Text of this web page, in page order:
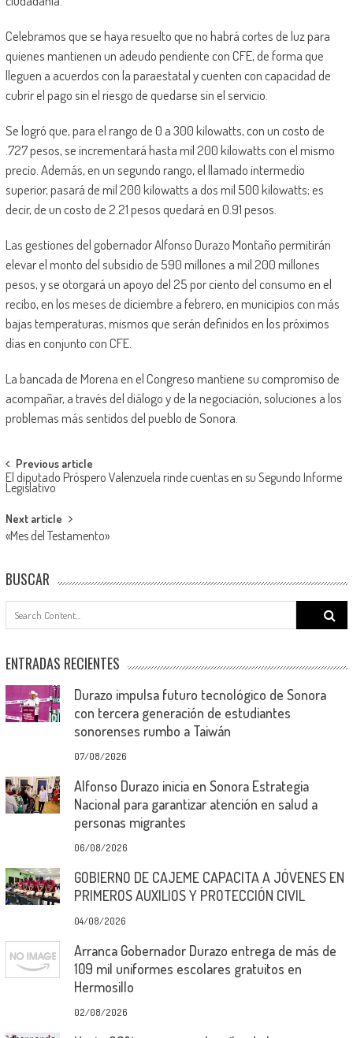
Celebramos que se haya resuelto que no habrá cortes de luz para
quienes mantienen un adeudo pendiente con CFE, de forma que
lleguen a acuerdos con la paraestatal y cuenten con capacidad de
cubrir el pago sin el riesgo de quedarse sin el servicio.
Se logró que, para el rango de 0 a 300 kilowatts, con un costo de
.727 pesos, se incrementará hasta mil 200 kilowatts con el mismo
precio. Además, en un segundo rango, el llamado intermedio
superior, pasará de mil 200 kilowatts a dos mil 500 kilowatts; es
decir, de un costo de 2.21 pesos quedará en 0.91 pesos.
Las gestiones del gobernador Alfonso Durazo Montaño permitirán
elevar el monto del subsidio de 590 millones a mil 200 millones
pesos, y se otorgará un apoyo del 25 por ciento del consumo en el
recibo, en los meses de diciembre a febrero, en municipios con más
bajas temperaturas, mismos que serán definidos en los próximos
días en conjunto con CFE.
La bancada de Morena en el Congreso mantiene su compromiso de
acompañar, a través del diálogo y de la negociación, soluciones a los
problemas más sentidos del pueblo de Sonora.
Post
navigation
Previous article
El diputado Próspero Valenzuela rinde cuentas en su Segundo Informe
Legislativo
Next article
«Mes del Testamento»
BUSCAR
Search
for:
ENTRADAS RECIENTES
Durazo impulsa futuro tecnológico de Sonora
con tercera generación de estudiantes
sonorenses rumbo a Taiwán
07/08/2026
Alfonso Durazo inicia en Sonora Estrategia
Nacional para garantizar atención en salud a
personas migrantes
06/08/2026
GOBIERNO DE CAJEME CAPACITA A JÓVENES EN
PRIMEROS AUXILIOS Y PROTECCIÓN CIVIL
04/08/2026
Arranca Gobernador Durazo entrega de más de
109 mil uniformes escolares gratuitos en
Hermosillo
02/08/2026